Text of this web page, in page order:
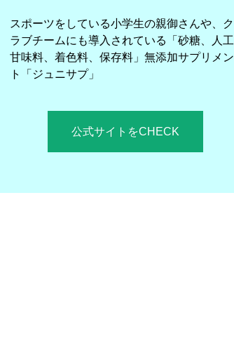
スポーツをしている小学生の親御さんや、ク
ラブチームにも導入されている「砂糖、人工
甘味料、着色料、保存料」無添加サプリメン
ト「ジュニサプ」
公式サイトをCHECK